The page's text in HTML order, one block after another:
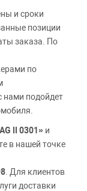
и сроки
позиции
заказа. По
по
нами подойдет
II 0301» и
в нашей точке
. Для клиентов
доставки